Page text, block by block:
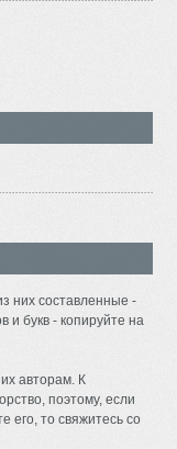
них составленные -
и букв - копируйте на
авторам. К
поэтому, если
его, то свяжитесь со